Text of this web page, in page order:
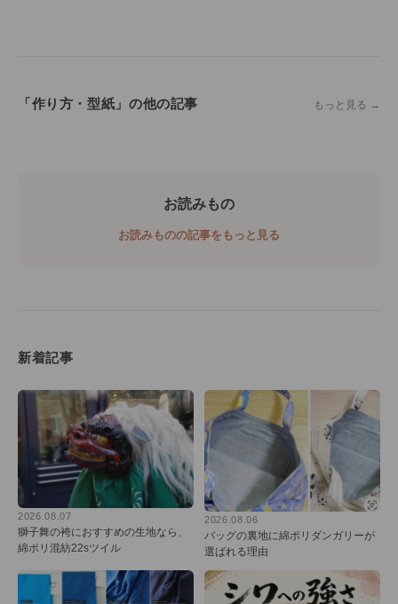
「作り方・型紙」の他の記事 もっと見る →
お読みもの
お読みものの記事をもっと見る
新着記事
2026.08.07
獅子舞の袴におすすめの生地なら、
綿ポリ混紡22sツイル
2026.08.06
バッグの裏地に綿ポリダンガリーが
選ばれる理由